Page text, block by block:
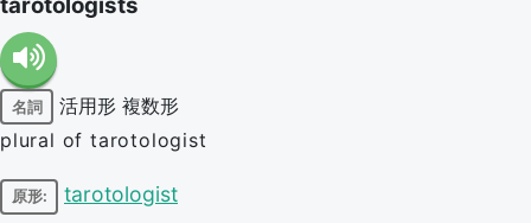
名詞 活用形 複数形
plural of tarotologist
原形: tarotologist